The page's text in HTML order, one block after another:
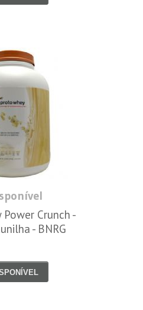
Crunch -
- BNRG